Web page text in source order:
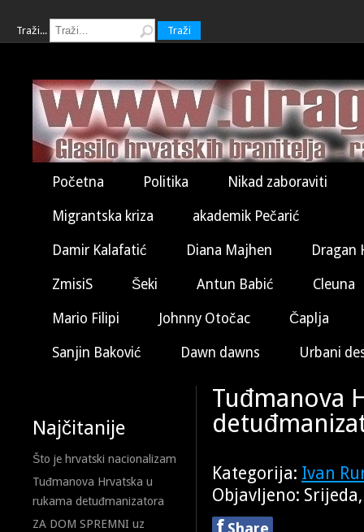
Traži... Traži
Početna Politika Nikad zaboraviti
Migrantska kriza akademik Pečarić
Damir Kalafatić Diana Majhen Dragan
ZmisiS Šeki Antun Babić Cleuna
Mario Filipi Johnny Otočac Čaplja
Sanjin Baković Dawn dawns Urbani
Najčitanije
Što je hrvatski nacionalizam
Tuđmanova Hrvatska u
rukama detuđmanizatora
ZA DOM SPREMNI uz
Tuđmanova
Kategorija: Ivan
Objavljeno:
f Share